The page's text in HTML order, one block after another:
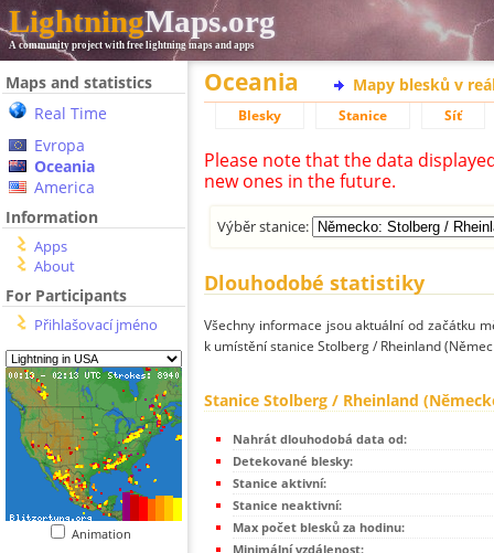
LightningMaps.org
A community project with free lightning maps and apps
Maps and statistics
Real Time
Evropa
Oceania
America
Information
Apps
About
For Participants
Přihlašovací jméno
Animation
Oceania Mapy blesků v
Blesky Stanice Síť
Please note that the data
new ones in the future.
Výběr stanice:
Dlouhodobé statistiky
Všechny informace jsou aktuální od začátku
k umístění stanice Stolberg / Rheinland
Stanice Stolberg / Rheinland
Nahrát dlouhodobá data od:
Detekované blesky:
Stanice aktivní:
Stanice neaktivní:
Max počet blesků za hodinu:
Minimální vzdálenost: